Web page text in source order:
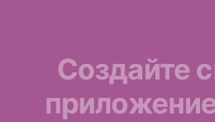
Создайте